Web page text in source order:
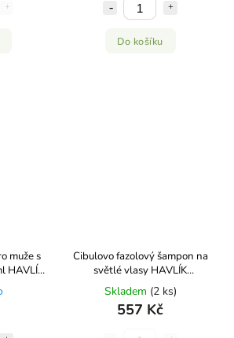
Do košíku
muže s
HAVLÍK
Cibulovo fazolový šampon na
světlé vlasy HAVLÍK
APOTÉKA
Skladem (2 ks)
557 Kč